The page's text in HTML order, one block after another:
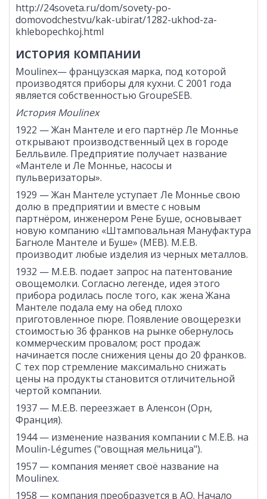
http://24soveta.ru/dom/sovety-po-
domovodchestvu/kak-ubirat/1282-ukhod-za-
khlebopechkoj.html
ИСТОРИЯ КОМПАНИИ
Moulinex— французская марка, под которой
производятся приборы для кухни. С 2001 года
является собственностью GroupeSEB.
ИсторияMoulinex
1922 — Жан Мантеле и его партнёр Ле Моннье
открывают производственный цех в городе
Белльвиле. Предприятие получает название
«Мантеле и Ле Моннье, насосы и
пульверизаторы».
1929 — Жан Мантеле уступает Ле Моннье свою
долю в предприятии и вместе с новым
партнёром, инженером Рене Буше, основывает
новую компанию «Штамповальная Мануфактура
Багноле Мантеле и Буше» (МЕВ). M.E.B.
производит любые изделия из черных металлов.
1932 — M.E.B. подает запрос на патентование
овощемолки. Согласно легенде, идея этого
прибора родилась после того, как жена Жана
Мантеле подала ему на обед плохо
приготовленное пюре. Появление овощерезки
стоимостью 36 франков на рынке обернулось
коммерческим провалом; рост продаж
начинается после снижения цены до 20 франков.
С тех пор стремление максимально снижать
цены на продукты становится отличительной
чертой компании.
1937 — M.E.B. переезжает в Аленсон (Орн,
Франция).
1944 — изменение названия компании с M.E.B. на
Moulin-Légumes ("овощная мельница").
1957 — компания меняет своё название на
Moulinex.
1958 — компания преобразуется в АО. Начало